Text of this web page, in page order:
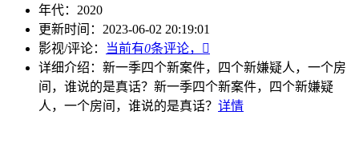
年代： 2020
更新时间： 2023-06-02 20:19:01
影视/评论：
当前有0条评论，

详细介绍： 新一季四个新案件，四个新嫌疑人，一个房
间，谁说的是真话？ 新一季四个新案件，四个新嫌疑
人，一个房间，谁说的是真话？ 详情